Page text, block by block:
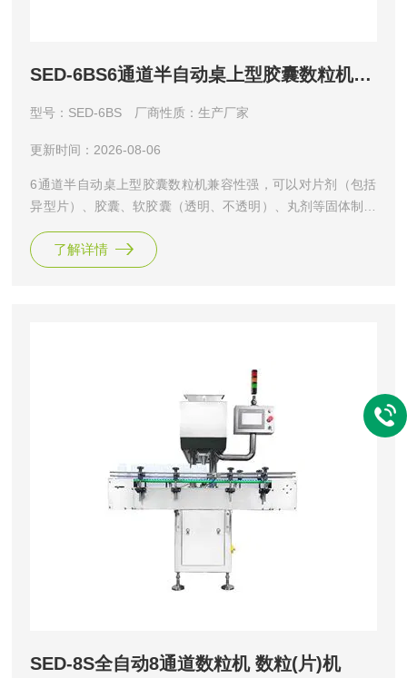
SED-6BS6通道半自动桌上型胶囊数粒机 数粒(片)机
型号：SED-6BS 厂商性质：生产厂家
更新时间：2026-08-06
6通道半自动桌上型胶囊数粒机兼容性强，可以对片剂（包括
异型片）、胶囊、软胶囊（透明、不透明）、丸剂等固体制剂
了解详情
SED-8S全自动8通道数粒机 数粒(片)机